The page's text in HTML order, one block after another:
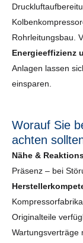
Rohrleitungsbau.
Energieeffizienz
Anlagen lassen
einsparen.
Worauf Sie
achten
Nähe &
Präsenz – bei
Originalteile
Wartungsverträge